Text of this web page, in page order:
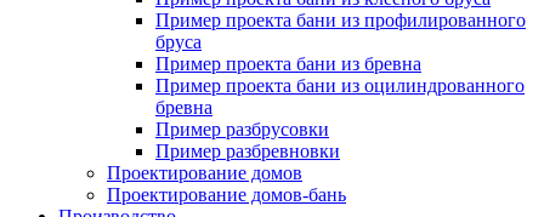
Пример проекта бани из профилированного
бруса
Пример проекта бани из бревна
Пример проекта бани из оцилиндрованного
бревна
Пример разбрусовки
Пример разбревновки
Проектирование домов
Проектирование домов-бань